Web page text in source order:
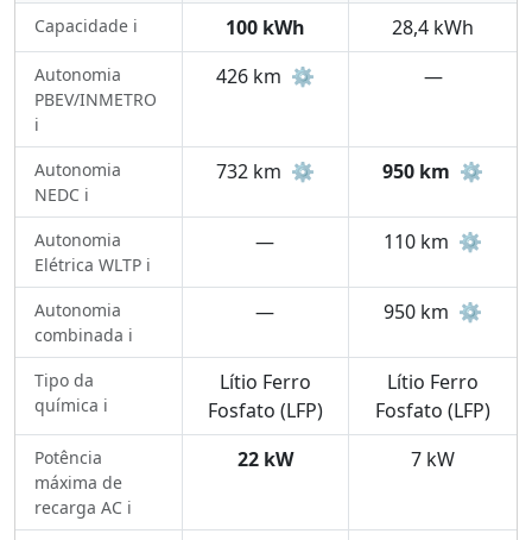
Capacidade ℹ️
100 kWh 28,4 kWh
Autonomia
PBEV/INMETRO
ℹ️
426 km ⚙️ —
Autonomia
NEDC ℹ️
732 km ⚙️ 950 km ⚙️
Autonomia
Elétrica WLTP ℹ️
— 110 km ⚙️
Autonomia
combinada ℹ️
— 950 km ⚙️
Tipo da
química ℹ️
Lítio Ferro
Fosfato (LFP)
Lítio Ferro
Fosfato (LFP)
Potência
máxima de
recarga AC ℹ️
22 kW 7 kW